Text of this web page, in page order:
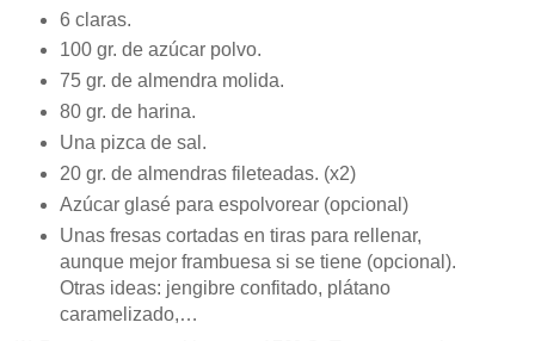
6 claras.
100 gr. de azúcar polvo.
75 gr. de almendra molida.
80 gr. de harina.
Una pizca de sal.
20 gr. de almendras fileteadas. (x2)
Azúcar glasé para espolvorear (opcional)
Unas fresas cortadas en tiras para rellenar,
aunque mejor frambuesa si se tiene (opcional).
Otras ideas: jengibre confitado, plátano
caramelizado,…